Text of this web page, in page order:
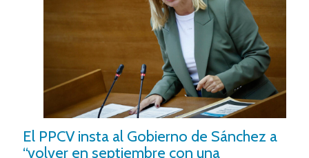
El PPCV insta al Gobierno de Sánchez a
“volver en septiembre con una